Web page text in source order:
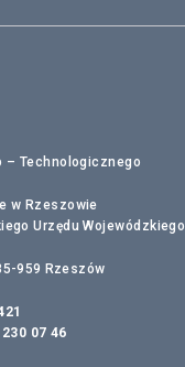
– Technologicznego
w Rzeszowie
Urzędu Wojewódzkiego
959 Rzeszów
07 46